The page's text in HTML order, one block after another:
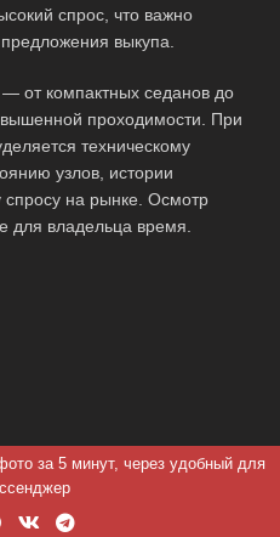
спрос, что важно
выкупа.
от компактных седанов до
проходимости. При
техническому
узлов, истории
спросу на рынке. Осмотр
для владельца время.
за 5 минут, через удобный для